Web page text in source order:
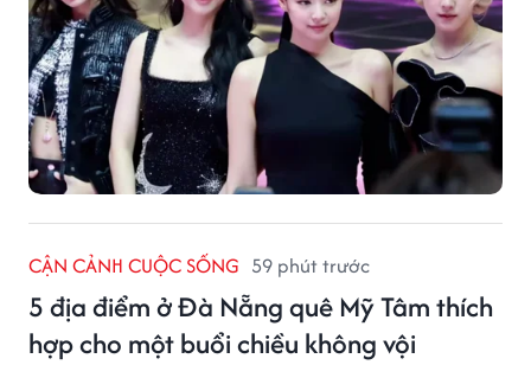
CẬN CẢNH CUỘC SỐNG 59 phút trước
5 địa điểm ở Đà Nẵng quê Mỹ Tâm thích
hợp cho một buổi chiều không vội